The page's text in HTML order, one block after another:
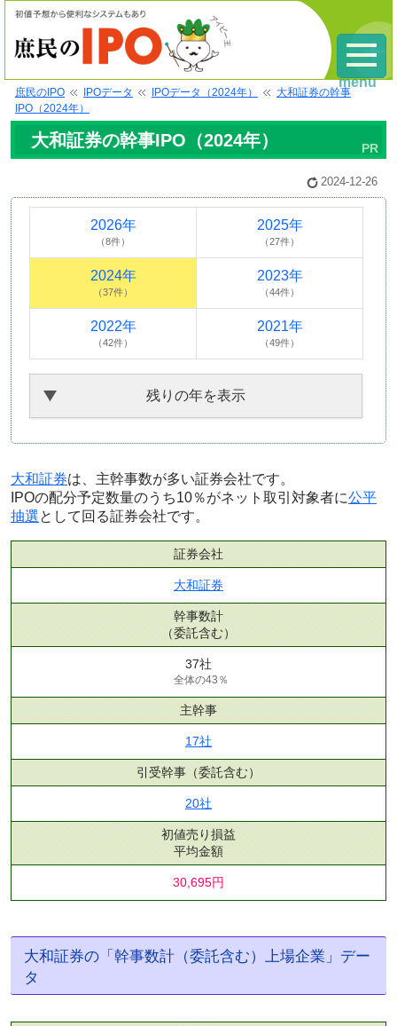
庶民のIPO IPOデータ IPOデータ（2024年）
大和証券の幹事
IPO（2024年）
大和証券の幹事IPO（2024年）
2024-12-26
2026年
（8件）
2025年
（27件）
2024年
（37件）
2023年
（44件）
2022年
（42件）
2021年
（49件）
残りの年を表示
大和証券は、主幹事数が多い証券会社です。
IPOの配分予定数量のうち10％がネット取引対象者に公平
抽選として回る証券会社です。
証券会社
大和証券
幹事数計
（委託含む）
37社
全体の43％
主幹事
17社
引受幹事 （委託含む）
20社
初値売り損益
平均金額
30,695円
大和証券の「幹事数計（委託含む）上場企業」デー
タ
menu